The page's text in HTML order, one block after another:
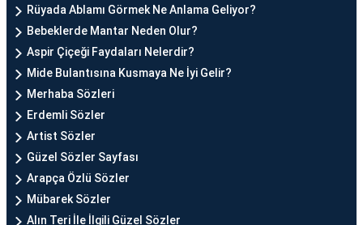
Rüyada Ablamı Görmek Ne Anlama Geliyor?
Bebeklerde Mantar Neden Olur?
Aspir Çiçeği Faydaları Nelerdir?
Mide Bulantısına Kusmaya Ne İyi Gelir?
Merhaba Sözleri
Erdemli Sözler
Artist Sözler
Güzel Sözler Sayfası
Arapça Özlü Sözler
Mübarek Sözler
Alın Teri İle İlgili Güzel Sözler